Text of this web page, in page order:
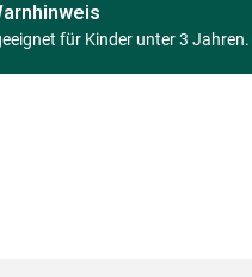
für Kinder unter 3